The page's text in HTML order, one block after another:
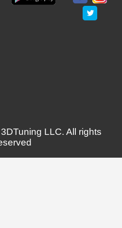
LLC. All rights